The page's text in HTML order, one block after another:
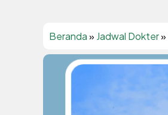
Beranda» Jadwal Dokter»